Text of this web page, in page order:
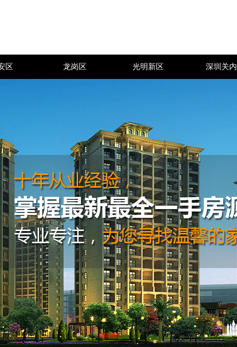
区 龙岗区 光明新区 深圳关内